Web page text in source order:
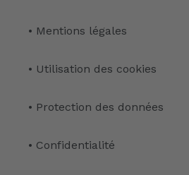
• Mentions légales
• Utilisation des cookies
• Protection des données
• Confidentialité